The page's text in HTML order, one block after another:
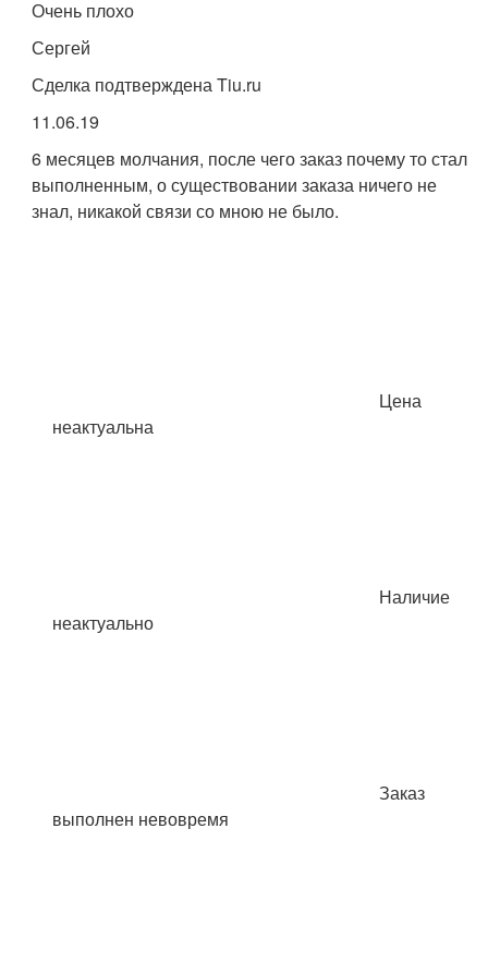
Очень плохо
Сергей
Сделка подтверждена Tiu.ru
11.06.19
6 месяцев молчания, после чего заказ почему то стал
выполненным, о существовании заказа ничего не
знал, никакой связи со мною не было.
Цена
неактуальна
Наличие
неактуально
Заказ
выполнен невовремя